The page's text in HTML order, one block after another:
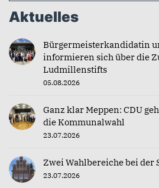
Aktuelles
Bürgermeisterkandidatin
informieren sich über die
Ludmillenstifts
05.08.2026
Ganz klar Meppen: CDU
die Kommunalwahl
23.07.2026
Zwei Wahlbereiche bei der
23.07.2026